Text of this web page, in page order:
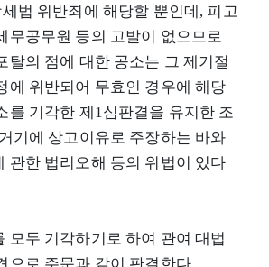
법 위반죄에 해당할 뿐인데, 피고
무공무원 등의 고발이 없으므로
탈의 점에 대한 공소는 그 제기절
에 위반되어 무효인 경우에 해당
를 기각한 제1심판결을 유지한 조
기에 상고이유로 주장하는 바와
관한 법리오해 등의 위법이 있다
모두 기각하기로 하여 관여 대법
으로 주문과 같이 판결한다.